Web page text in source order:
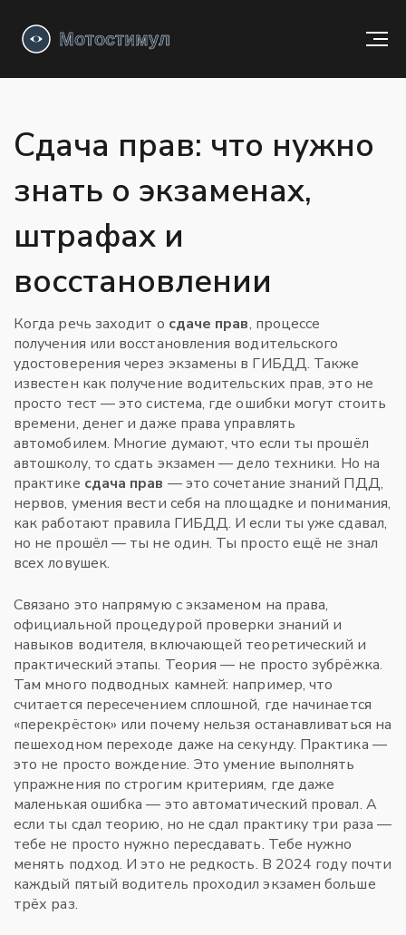
Сдача прав: что нужно
знать о экзаменах,
штрафах и
восстановлении
Когда речь заходит о сдаче прав, процессе
получения или восстановления водительского
удостоверения через экзамены в ГИБДД. Также
известен как получение водительских прав, это не
просто тест — это система, где ошибки могут стоить
времени, денег и даже права управлять
автомобилем. Многие думают, что если ты прошёл
автошколу, то сдать экзамен — дело техники. Но на
практике сдача прав — это сочетание знаний ПДД,
нервов, умения вести себя на площадке и понимания,
как работают правила ГИБДД. И если ты уже сдавал,
но не прошёл — ты не один. Ты просто ещё не знал
всех ловушек.
Связано это напрямую сэкзаменом на права,
официальной процедурой проверки знаний и
навыков водителя, включающей теоретический и
практический этапы. Теория — не просто зубрёжка.
Там много подводных камней: например, что
считается пересечением сплошной, где начинается
«перекрёсток» или почему нельзя останавливаться на
пешеходном переходе даже на секунду. Практика —
это не просто вождение. Это умение выполнять
упражнения по строгим критериям, где даже
маленькая ошибка — это автоматический провал. А
если ты сдал теорию, но не сдал практику три раза —
тебе не просто нужно пересдавать. Тебе нужно
менять подход. И это не редкость. В 2024 году почти
каждый пятый водитель проходил экзамен больше
трёх раз.